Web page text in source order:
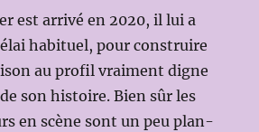
est arrivé en 2020, il lui a
habituel, pour construire
au profil vraiment digne
son histoire. Bien sûr les
en scène sont un peu plan-